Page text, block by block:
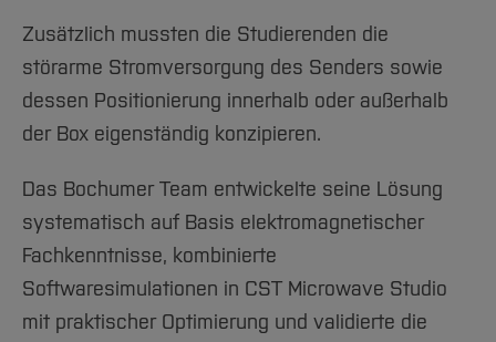
Zusätzlich mussten die Studierenden die
störarme Stromversorgung des Senders sowie
dessen Positionierung innerhalb oder außerhalb
der Box eigenständig konzipieren.
Das Bochumer Team entwickelte seine Lösung
systematisch auf Basis elektromagnetischer
Fachkenntnisse, kombinierte
Softwaresimulationen in CST Microwave Studio
mit praktischer Optimierung und validierte die